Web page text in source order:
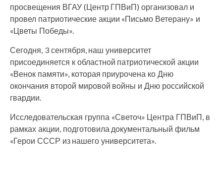
просвещения ВГАУ (Центр ГПВиП) организовал и
провел патриотические акции «Письмо Ветерану» и
«Цветы Победы».
Сегодня, 3 сентября, наш университет
присоединяется к областной патриотической акции
«Венок памяти», которая приурочена ко Дню
окончания второй мировой войны и Дню российской
гвардии.
Исследовательская группа «Светоч» Центра ГПВиП, в
рамках акции, подготовила документальный фильм
«Герои СССР из нашего университета».